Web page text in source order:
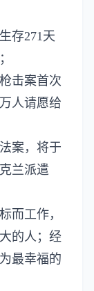
存271天
击案首次
人请愿给
案，将于
兰派遣
而工作，
的人；经
最幸福的